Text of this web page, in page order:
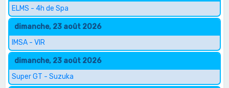
ELMS - 4h de Spa
dimanche, 23 août 2026
IMSA - VIR
dimanche, 23 août 2026
Super GT - Suzuka